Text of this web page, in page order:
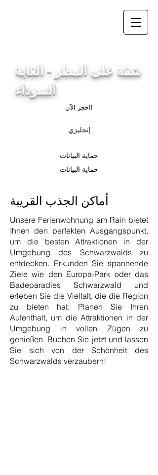
احجز الآن!
شقة على المطر - الغابة
السوداء
إنجليزي
حماية البيانات
حماية البيانات
أماكن الجذب القريبة
Unsere Ferienwohnung am Rain bietet
Ihnen den perfekten Ausgangspunkt,
um die besten Attraktionen in der
Umgebung des Schwarzwalds zu
entdecken. Erkunden Sie spannende
Ziele wie den Europa-Park oder das
Badeparadies Schwarzwald und
erleben Sie die Vielfalt, die die Region
zu bieten hat. Planen Sie Ihren
Aufenthalt, um die Attraktionen in der
Umgebung in vollen Zügen zu
genießen. Buchen Sie jetzt und lassen
Sie sich von der Schönheit des
Schwarzwalds verzaubern!